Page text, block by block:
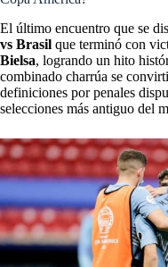
El último encuentro que se
vs Brasil que terminó con
Bielsa, logrando un hito
combinado charrúa se
definiciones por penales
selecciones más antiguo del